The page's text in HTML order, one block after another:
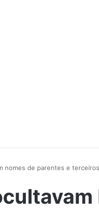
nomes de parentes e